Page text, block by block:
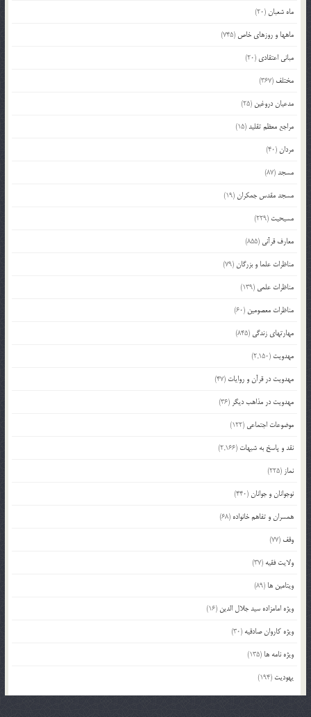
ماه شعبان(20)
ماهها و روزهای خاص (745)
مبانی اعتقادی (20)
مختلف (367)
مدعیان دروغین (25)
مراجع معظم تقلید(15)
مردان(40)
مسجد(87)
مسجد مقدس جمکران(19)
مسیحیت (229)
معارف قرآنی (855)
مناظرات علما و بزرگان(79)
مناظرات علمی (139)
مناظرات معصومین (60)
مهارتهای زندگی (845)
مهدویت (2,150)
مهدویت در قرآن و روایات (47)
مهدویت در مذاهب دیگر (36)
موضوعات اجتماعی (122)
نقد و پاسخ به شبهات (2,166)
نماز (225)
نوجوانان و جوانان(440)
همسران و تفاهم خانواده (68)
وقف (77)
ولایت فقیه (37)
ویتامین ها (89)
ویژه امامزاده سید جلال الدین (16)
ویژه کاروان صادقیه (30)
ویژه نامه ها (135)
یهودیت (194)